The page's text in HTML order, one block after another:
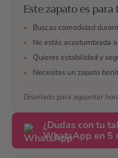
Este zapato es para
•
Buscas comodidad
•
No estás acostumbrada
•
Quieres estabilidad y
•
Necesitas un zapato
Diseñado para aguantar
¿Dudas con tu
WhatsApp en 5